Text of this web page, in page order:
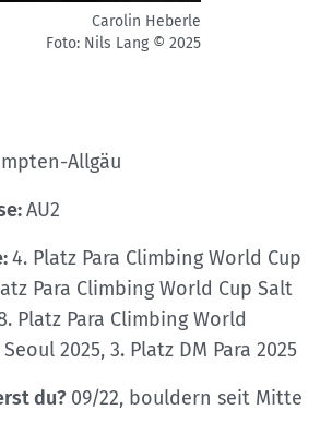
Carolin Heberle
Foto: Nils Lang © 2025
Allgäu
AU2
4. Platz Para Climbing World Cup
Para Climbing World Cup Salt
Platz Para Climbing World
2025, 3. Platz DM Para 2025
du? 09/22, bouldern seit Mitte